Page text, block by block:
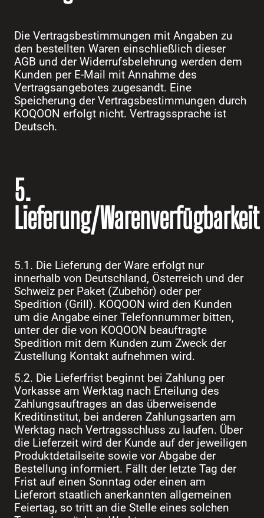
Die Vertragsbestimmungen mit Angaben zu
den bestellten Waren einschließlich dieser
AGB und der Widerrufsbelehrung werden dem
Kunden per E-Mail mit Annahme des
Vertragsangebotes zugesandt. Eine
Speicherung der Vertragsbestimmungen durch
KOQOON erfolgt nicht. Vertragssprache ist
Deutsch.
5.
Lieferung/Warenverfügbarkeit
5.1. Die Lieferung der Ware erfolgt nur
innerhalb von Deutschland, Österreich und der
Schweiz per Paket (Zubehör) oder per
Spedition (Grill). KOQOON wird den Kunden
um die Angabe einer Telefonnummer bitten,
unter der die von KOQOON beauftragte
Spedition mit dem Kunden zum Zweck der
Zustellung Kontakt aufnehmen wird.
5.2. Die Lieferfrist beginnt bei Zahlung per
Vorkasse am Werktag nach Erteilung des
Zahlungsauftrages an das überweisende
Kreditinstitut, bei anderen Zahlungsarten am
Werktag nach Vertragsschluss zu laufen. Über
die Lieferzeit wird der Kunde auf der jeweiligen
Produktdetailseite sowie vor Abgabe der
Bestellung informiert. Fällt der letzte Tag der
Frist auf einen Sonntag oder einen am
Lieferort staatlich anerkannten allgemeinen
Feiertag, so tritt an die Stelle eines solchen